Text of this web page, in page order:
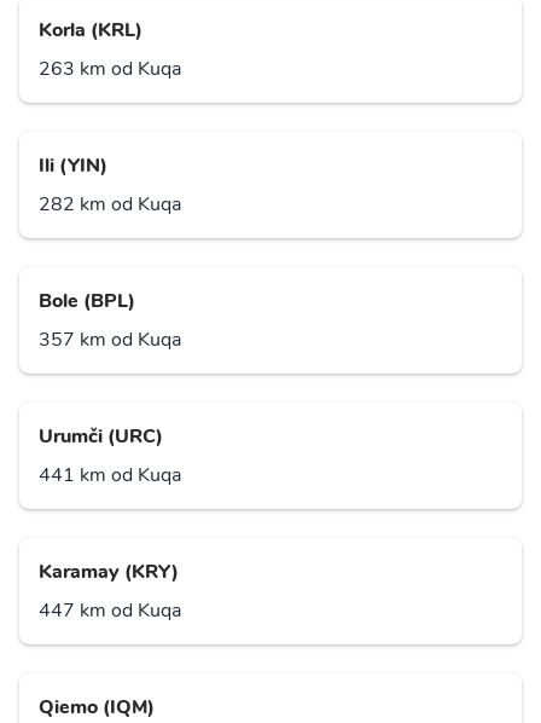
Korla (KRL)
263 km od Kuqa
Ili (YIN)
282 km od Kuqa
Bole (BPL)
357 km od Kuqa
Urumči (URC)
441 km od Kuqa
Karamay (KRY)
447 km od Kuqa
Qiemo (IQM)